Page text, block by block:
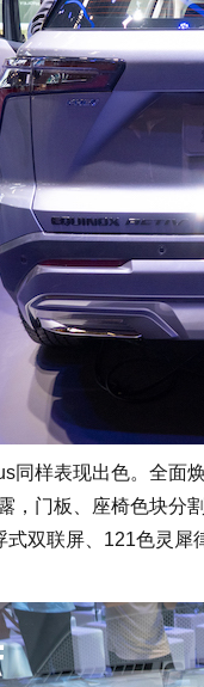
样表现出色。全面焕
，门板、座椅色块分
式双联屏、121色灵